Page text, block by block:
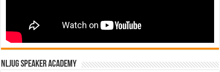
NLJUG Speaker Academy